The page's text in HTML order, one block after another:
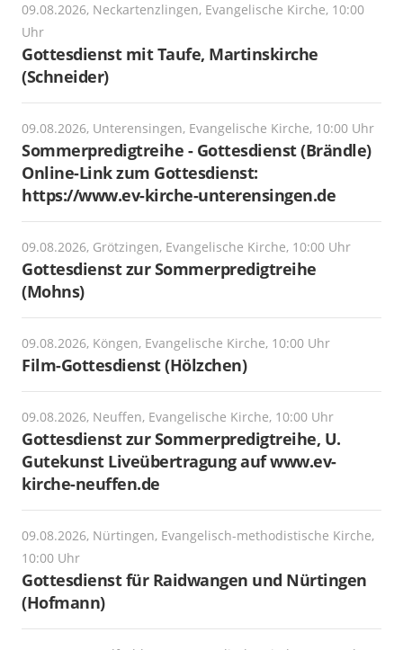
09.08.2026, Neckartenzlingen, Evangelische Kirche, 10:00
Uhr
Gottesdienst mit Taufe, Martinskirche
(Schneider)
09.08.2026, Unterensingen, Evangelische Kirche, 10:00 Uhr
Sommerpredigtreihe - Gottesdienst (Brändle)
Online-Link zum Gottesdienst:
https://www.ev-kirche-unterensingen.de
09.08.2026, Grötzingen, Evangelische Kirche, 10:00 Uhr
Gottesdienst zur Sommerpredigtreihe
(Mohns)
09.08.2026, Köngen, Evangelische Kirche, 10:00 Uhr
Film-Gottesdienst (Hölzchen)
09.08.2026, Neuffen, Evangelische Kirche, 10:00 Uhr
Gottesdienst zur Sommerpredigtreihe, U.
Gutekunst Liveübertragung auf www.ev-
kirche-neuffen.de
09.08.2026, Nürtingen, Evangelisch-methodistische Kirche,
10:00 Uhr
Gottesdienst für Raidwangen und Nürtingen
(Hofmann)